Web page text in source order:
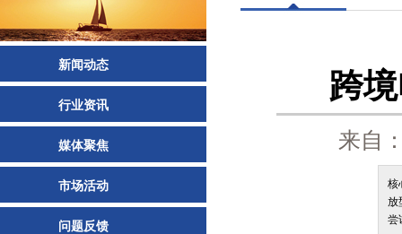
新闻动态
行业资讯
媒体聚焦
市场活动
问题反馈
跨
来自
核
放
尝